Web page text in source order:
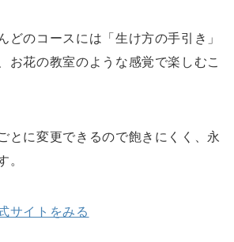
どのコースには「生け方の手引き」
お花の教室のような感覚で楽しむこ
とに変更できるので飽きにくく、永
。
サイトをみる